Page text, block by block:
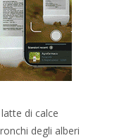
di calce
degli alberi